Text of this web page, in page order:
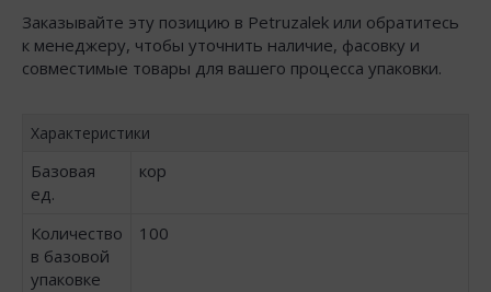
Заказывайте эту позицию в Petruzalek или обратитесь
к менеджеру, чтобы уточнить наличие, фасовку и
совместимые товары для вашего процесса упаковки.
Характеристики
Базовая
ед.
кор
Количество
в базовой
упаковке
100